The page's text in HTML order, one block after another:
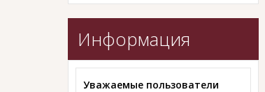
Информация
Уважаемые пользователи